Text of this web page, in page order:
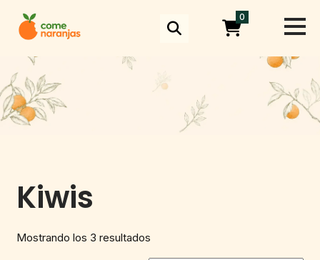
0
Kiwis
Mostrando los 3 resultados